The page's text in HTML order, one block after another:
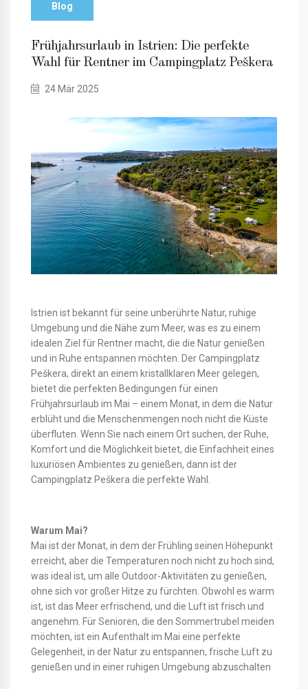
Blog
Frühjahrsurlaub in Istrien: Die perfekte
Wahl für Rentner im Campingplatz Peškera
24 Mär 2025
Istrien ist bekannt für seine unberührte Natur, ruhige
Umgebung und die Nähe zum Meer, was es zu einem
idealen Ziel für Rentner macht, die die Natur genießen
und in Ruhe entspannen möchten. Der Campingplatz
Peškera, direkt an einem kristallklaren Meer gelegen,
bietet die perfekten Bedingungen für einen
Frühjahrsurlaub im Mai – einem Monat, in dem die Natur
erblüht und die Menschenmengen noch nicht die Küste
überfluten. Wenn Sie nach einem Ort suchen, der Ruhe,
Komfort und die Möglichkeit bietet, die Einfachheit eines
luxuriösen Ambientes zu genießen, dann ist der
Campingplatz Peškera die perfekte Wahl.
Warum Mai?
Mai ist der Monat, in dem der Frühling seinen Höhepunkt
erreicht, aber die Temperaturen noch nicht zu hoch sind,
was ideal ist, um alle Outdoor-Aktivitäten zu genießen,
ohne sich vor großer Hitze zu fürchten. Obwohl es warm
ist, ist das Meer erfrischend, und die Luft ist frisch und
angenehm. Für Senioren, die den Sommertrubel meiden
möchten, ist ein Aufenthalt im Mai eine perfekte
Gelegenheit, in der Natur zu entspannen, frische Luft zu
genießen und in einer ruhigen Umgebung abzuschalten